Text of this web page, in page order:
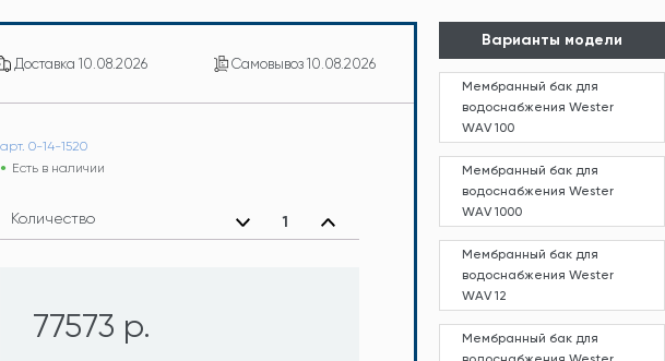
Доставка 10.08.2026 Самовывоз 10.08.2026
арт. 0-14-1520
Есть в наличии
Количество
77573 р.
Варианты модели
Мембранный бак для
водоснабжения Wester
WAV 100
Мембранный бак для
водоснабжения Wester
WAV 1000
Мембранный бак для
водоснабжения Wester
WAV 12
Мембранный бак для